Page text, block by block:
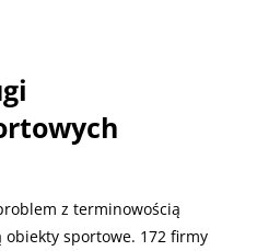
z terminowością
obiekty sportowe. 172 firmy